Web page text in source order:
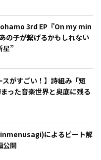
3rd EP『On my min
の子が繋げるかもしれない
星”
スがすごい！】詩組み「短
った音楽世界と奥底に残る
によるビート解
公開